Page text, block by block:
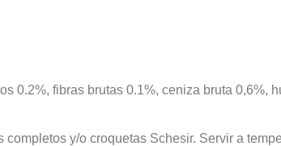
0.2%, fibras brutas 0.1%, ceniza bruta 0,6%,
y/o croquetas Schesir. Servir a